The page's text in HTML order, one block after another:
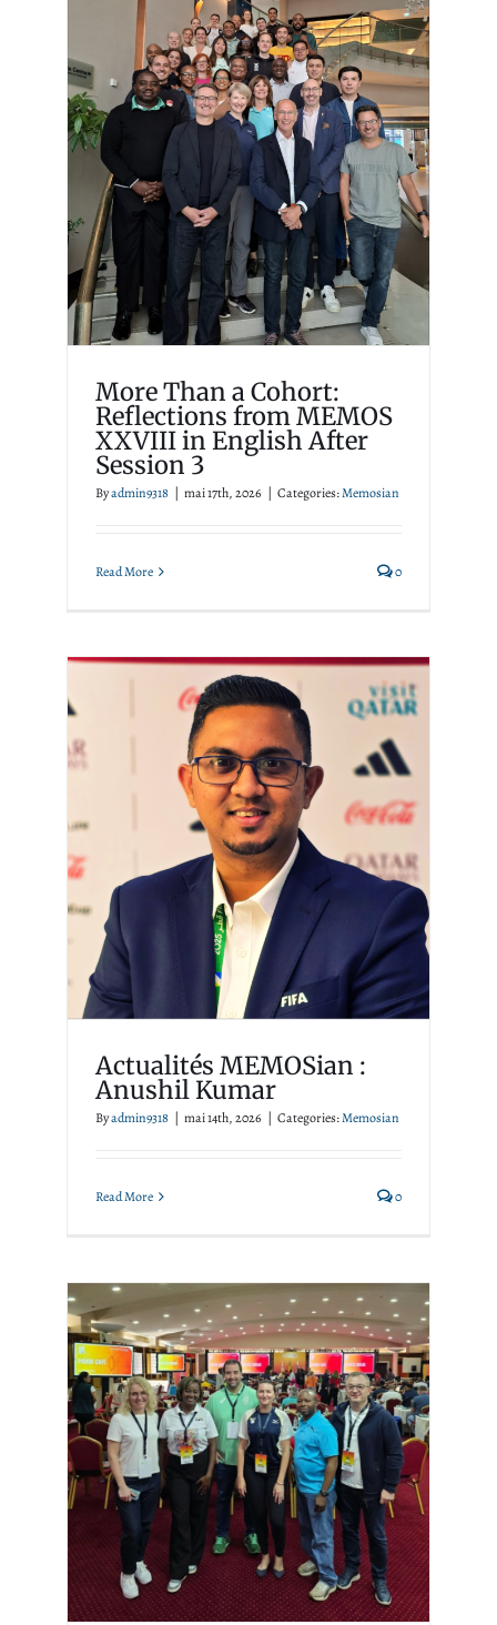
More Than a Cohort:
Reflections from MEMOS
XXVIII in English After
Session 3
Memosian
More Than a Cohort:
Reflections from MEMOS
XXVIII in English After
Session 3
Byadmin9318 | mai 17th, 2026 | Categories:Memosian
Read More 0
Actualités MEMOSian :
Anushil Kumar
Memosian
Actualités MEMOSian :
Anushil Kumar
Byadmin9318 | mai 14th, 2026 | Categories:Memosian
Read More 0
Les membres de MEMOS
au séminaire des chefs de
mission de Dakar 2026
Memosian